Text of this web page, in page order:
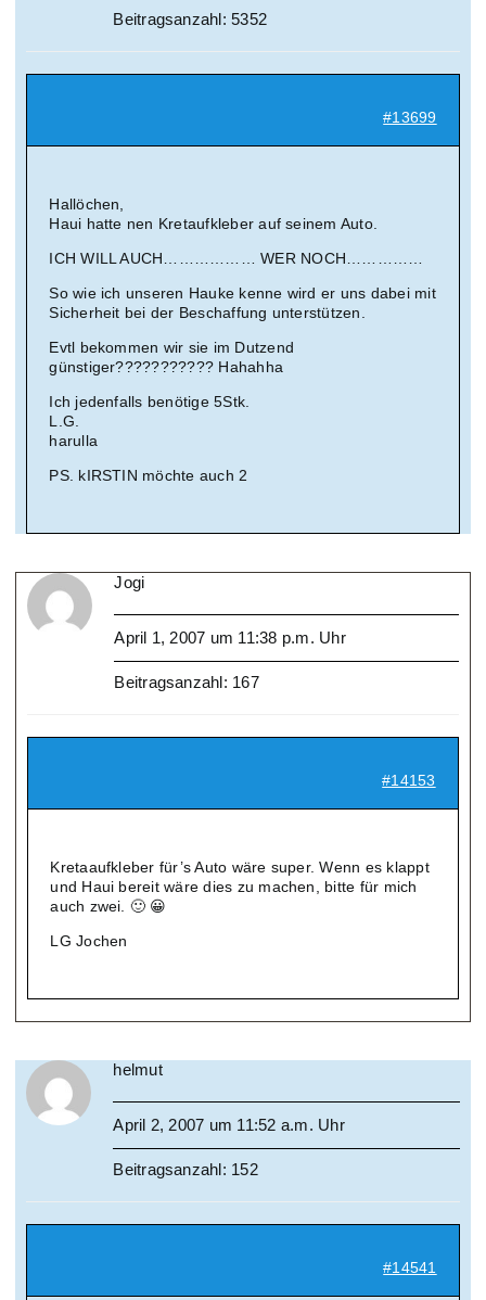
Beitragsanzahl: 5352
#13699
Hallöchen,
Haui hatte nen Kretaufkleber auf seinem Auto.
ICH WILL AUCH……………… WER NOCH……………
So wie ich unseren Hauke kenne wird er uns dabei mit
Sicherheit bei der Beschaffung unterstützen.
Evtl bekommen wir sie im Dutzend
günstiger??????????? Hahahha
Ich jedenfalls benötige 5Stk.
L.G.
harulla
PS. kIRSTIN möchte auch 2
Jogi
April 1, 2007 um 11:38 p.m. Uhr
Beitragsanzahl: 167
#14153
Kretaaufkleber für’s Auto wäre super. Wenn es klappt
und Haui bereit wäre dies zu machen, bitte für mich
auch zwei. 🙂 😀
LG Jochen
helmut
April 2, 2007 um 11:52 a.m. Uhr
Beitragsanzahl: 152
#14541